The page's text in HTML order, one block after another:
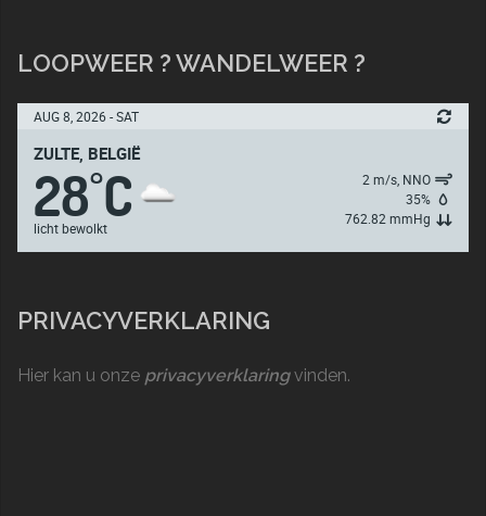
LOOPWEER ? WANDELWEER ?
AUG 8, 2026 - SAT
ZULTE, BELGIË
28°C
licht bewolkt
2 m/s, NNO
35%
762.82 mmHg
PRIVACYVERKLARING
Hier kan u onze privacyverklaringvinden.